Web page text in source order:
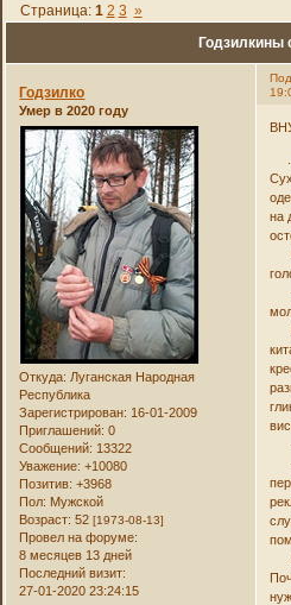
Годзилкины
Страница: 1 2 3 »
Годзилко
Умер в 2020 году
Откуда: Луганская Народная
Республика
Зарегистрирован: 16-01-2009
Приглашений: 0
Сообщений: 13322
Уважение: +10080
Позитив: +3968
Пол: Мужской
Возраст: 52[1973-08-13]
Провел на форуме:
8 месяцев 13 дней
Последний визит:
27-01-2020 23:24:15
на
-
В
-
-